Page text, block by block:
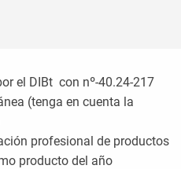
el DIBt con nº-40.24-217
(tenga en cuenta la
profesional de productos
producto del año